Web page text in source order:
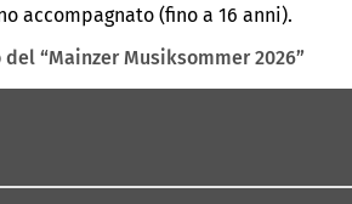
accompagnato (fino a 16 anni).
“Mainzer Musiksommer 2026”